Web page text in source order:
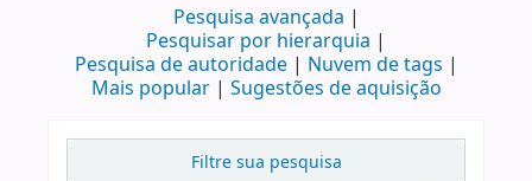
Pesquisa avançada
Pesquisar por hierarquia
Pesquisa de autoridade
Nuvem de tags
Mais popular
Sugestões de aquisição
Filtre sua pesquisa